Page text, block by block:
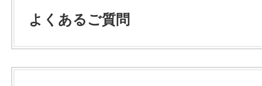
よくあるご質問